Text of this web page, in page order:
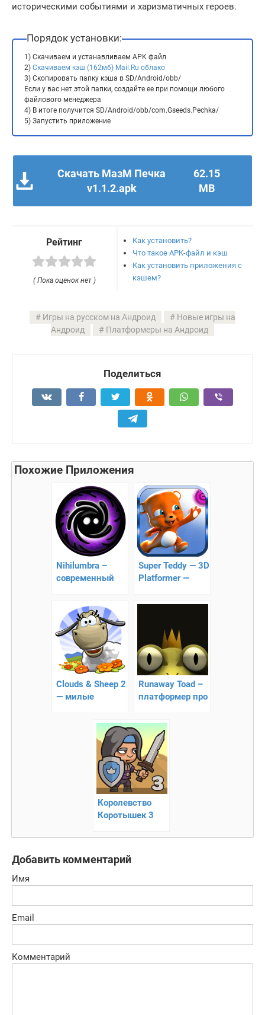
историческими событиями и харизматичных героев.
Порядок установки:
1) Скачиваем и устанавливаем APK файл
2) Скачиваем кэш (162мб) Mail.Ru облако
3) Скопировать папку кэша в SD/Android/obb/
Если у вас нет этой папки, создайте ее при помощи любого
файлового менеджера
4) В итоге получится SD/Android/obb/com.Gseeds.Pechka/
5) Запустить приложение
Скачать МазМ Печка
v1.1.2.apk
62.15
MB
Рейтинг
( Пока оценок нет )
Как установить?
Что такое APK-файл и кэш
Как установить приложения с
кэшем?
Игры на русском на Андроид
Новые игры на
Андроид
Платформеры на Андроид
Поделиться
Похожие Приложения
Nihilumbra –
современный
побороть
проклятие
Super Teddy — 3D
Platformer —
медвежонка
Clouds & Sheep 2
— милые
Runaway Toad –
платформер про
Королевство
Коротышек 3
Добавить комментарий
Имя
Email
Комментарий